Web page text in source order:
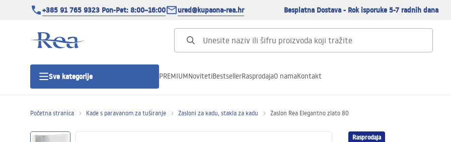
+385 91 765 9323 Pon-Pet: 8:00–16:00 ured@kupaona-rea.hr Besplatna Dostava - Rok isporuke 5-7 radnih dana
Sve kategorije PREMIUMNovitetiBestsellerRasprodajaO namaKontakt
Početna stranica Kade s paravanom za tuširanje Zasloni za kadu, stakla za kadu Zaslon Rea Elegantno zlato 80
Rasprodaja